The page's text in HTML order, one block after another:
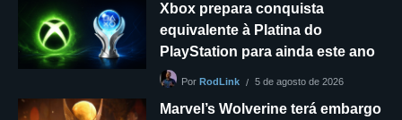
Xbox prepara conquista
equivalente à Platina do
PlayStation para ainda este ano
Por RodLink 5 de agosto de 2026
Marvel’s Wolverine terá embargo